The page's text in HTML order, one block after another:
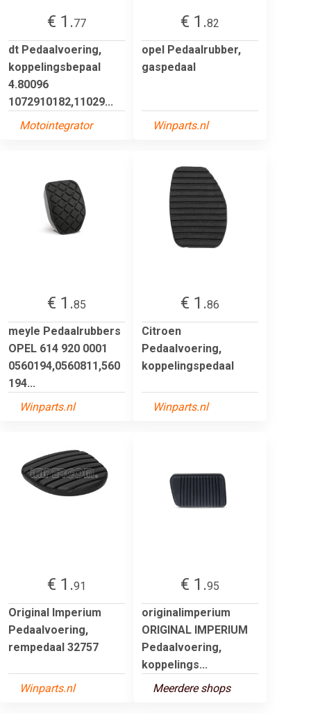
€ 1.77
dt Pedaalvoering,
koppelingsbepaal
4.80096
1072910182,11029...
Motointegrator
€ 1.82
opel Pedaalrubber,
gaspedaal
Winparts.nl
€ 1.85
meyle Pedaalrubbers
OPEL 614 920 0001
0560194,0560811,560
194...
Winparts.nl
€ 1.86
Citroen
Pedaalvoering,
koppelingspedaal
Winparts.nl
€ 1.91
Original Imperium
Pedaalvoering,
rempedaal 32757
Winparts.nl
€ 1.95
originalimperium
ORIGINAL IMPERIUM
Pedaalvoering,
koppelings...
Meerdere shops